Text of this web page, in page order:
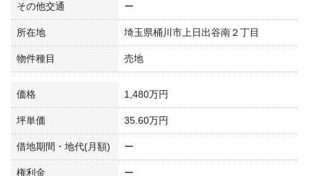
その他交通 ー
所在地 埼玉県桶川市上日出谷南２丁目
物件種目 売地
価格 1,480万円
坪単価 35.60万円
借地期間・地代(月額) ー
権利金 ー